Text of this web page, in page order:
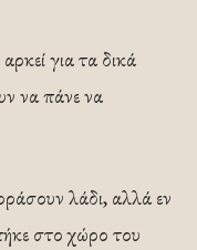
για τα δικά
να πάνε να
λάδι, αλλά εν
στο χώρο του